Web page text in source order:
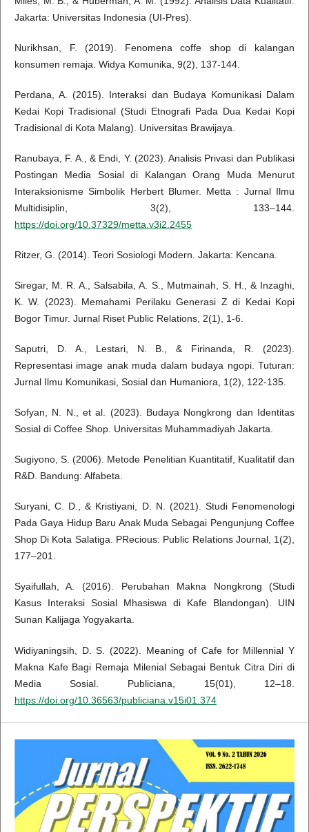
Jakarta: Universitas Indonesia (UI-Pres).
Nurikhsan, F. (2019). Fenomena coffe shop di kalangan
konsumen remaja. Widya Komunika, 9(2), 137-144.
Perdana, A. (2015). Interaksi dan Budaya Komunikasi Dalam
Kedai Kopi Tradisional (Studi Etnografi Pada Dua Kedai Kopi
Tradisional di Kota Malang). Universitas Brawijaya.
Ranubaya, F. A., & Endi, Y. (2023). Analisis Privasi dan Publikasi
Postingan Media Sosial di Kalangan Orang Muda Menurut
Interaksionisme Simbolik Herbert Blumer. Metta : Jurnal Ilmu
Multidisiplin, 3(2), 133–144.
https://doi.org/10.37329/metta.v3i2.2455
Ritzer, G. (2014). Teori Sosiologi Modern. Jakarta: Kencana.
Siregar, M. R. A., Salsabila, A. S., Mutmainah, S. H., & Inzaghi,
K. W. (2023). Memahami Perilaku Generasi Z di Kedai Kopi
Bogor Timur. Jurnal Riset Public Relations, 2(1), 1-6.
Saputri, D. A., Lestari, N. B., & Firinanda, R. (2023).
Representasi image anak muda dalam budaya ngopi. Tuturan:
Jurnal Ilmu Komunikasi, Sosial dan Humaniora, 1(2), 122-135.
Sofyan, N. N., et al. (2023). Budaya Nongkrong dan Identitas
Sosial di Coffee Shop. Universitas Muhammadiyah Jakarta.
Sugiyono, S. (2006). Metode Penelitian Kuantitatif, Kualitatif dan
R&D. Bandung: Alfabeta.
Suryani, C. D., & Kristiyani, D. N. (2021). Studi Fenomenologi
Pada Gaya Hidup Baru Anak Muda Sebagai Pengunjung Coffee
Shop Di Kota Salatiga. PRecious: Public Relations Journal, 1(2),
177–201.
Syaifullah, A. (2016). Perubahan Makna Nongkrong (Studi
Kasus Interaksi Sosial Mhasiswa di Kafe Blandongan). UIN
Sunan Kalijaga Yogyakarta.
Widiyaningsih, D. S. (2022). Meaning of Cafe for Millennial Y
Makna Kafe Bagi Remaja Milenial Sebagai Bentuk Citra Diri di
Media Sosial. Publiciana, 15(01), 12–18.
https://doi.org/10.36563/publiciana.v15i01.374